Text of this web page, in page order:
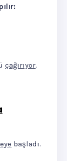
çağırıyor.
başladı.